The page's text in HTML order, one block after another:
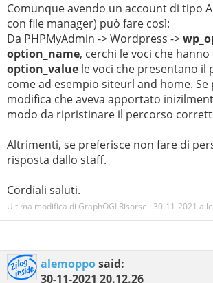
Comunque avendo un account di tipo
con file manager) può fare così:
Da PHPMyAdmin -> Wordpress ->
option_name, cerchi le voci che hanno
option_value le voci che presentano il
come ad esempio siteurl and home.
modifica che aveva apportato
modo da ripristinare il percorso
Altrimenti, se preferisce non fare di
risposta dallo staff.
Cordiali saluti.
Ultima modifica di GraphOGLRisorse : 30-11-2021
alemopposaid:
30-11-2021 20.12.26